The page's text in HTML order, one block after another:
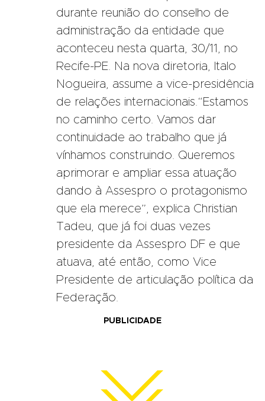
durante reunião do conselho de
administração da entidade que
aconteceu nesta quarta, 30/11, no
Recife-PE. Na nova diretoria, Italo
Nogueira, assume a vice-presidência
de relações internacionais.“Estamos
no caminho certo. Vamos dar
continuidade ao trabalho que já
vínhamos construindo. Queremos
aprimorar e ampliar essa atuação
dando à Assespro o protagonismo
que ela merece”, explica Christian
Tadeu, que já foi duas vezes
presidente da Assespro DF e que
atuava, até então, como Vice
Presidente de articulação política da
Federação.
PUBLICIDADE